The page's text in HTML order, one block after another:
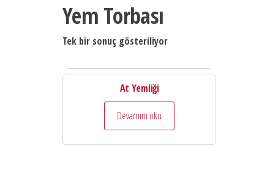
Yem Torbası
Tek bir sonuç gösteriliyor
At Yemliği
Devamını oku